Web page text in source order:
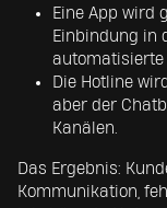
Eine App wird
Einbindung in
automatisierte
Die Hotline
aber der
Kanälen.
Das Ergebnis:
Kommunikation,